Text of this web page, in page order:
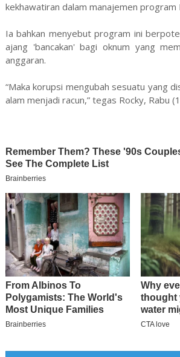
kekhawatiran dalam manajemen program
Ia bahkan menyebut program ini
ajang 'bancakan' bagi oknum yang
anggaran.
“Maka korupsi mengubah sesuatu yang
alam menjadi racun,” tegas Rocky, Rabu